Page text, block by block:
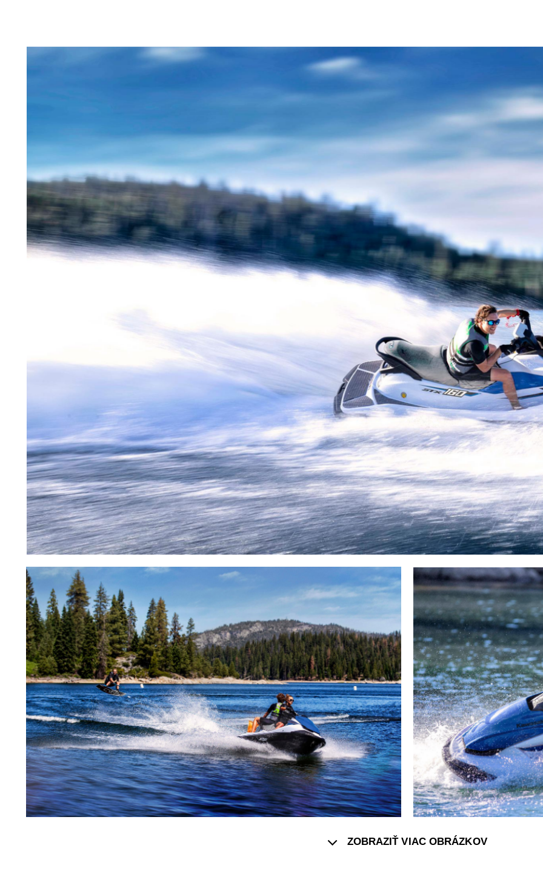
ZOBRAZIŤ VIAC OBRÁZKOV